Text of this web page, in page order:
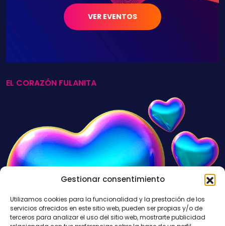
Gestionar consentimiento
Utilizamos cookies para la funcionalidad y la prestación de los
servicios ofrecidos en este sitio web, pueden ser propias y/o de
terceros para analizar el uso del sitio web, mostrarte publicidad
VER EVENTOS
EL CORAZÓN FULANITA